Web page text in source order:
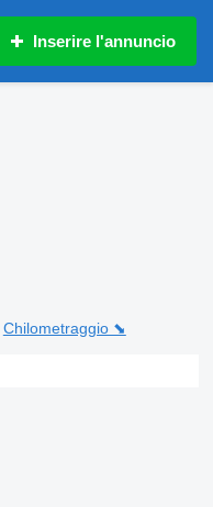
Inserire l'annuncio
Chilometraggio ⬊